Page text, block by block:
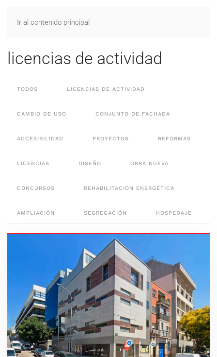
Ir al contenido principalCONTACTO
INICIO PROYECTOS
licencias de actividad
TODOS LICENCIAS DE ACTIVIDAD
CAMBIO DE USO CONJUNTO DE FACHADA
ACCESIBILIDAD PROYECTOS REFORMAS
LICENCIAS DISEÑO OBRA NUEVA
CONCURSOS REHABILITACIÓN ENERGÉTICA
AMPLIACIÓN SEGREGACIÓN HOSPEDAJE